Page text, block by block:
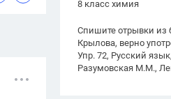
8 класс химия
Спишите отрывки из
Крылова, верно
Упр. 72, Русский
Разумовская М.М.,